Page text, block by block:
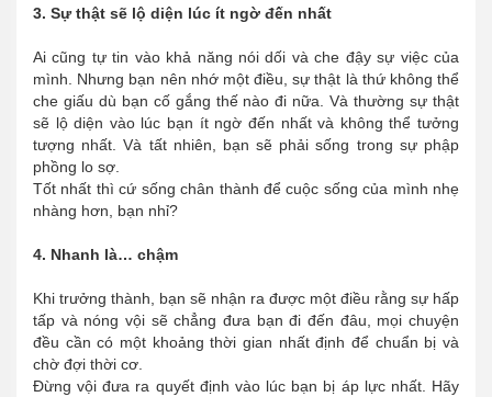
3. Sự thật sẽ lộ diện lúc ít ngờ đến nhất
Ai cũng tự tin vào khả năng nói dối và che đậy sự việc của
mình. Nhưng bạn nên nhớ một điều, sự thật là thứ không thể
che giấu dù bạn cố gắng thế nào đi nữa. Và thường sự thật
sẽ lộ diện vào lúc bạn ít ngờ đến nhất và không thể tưởng
tượng nhất. Và tất nhiên, bạn sẽ phải sống trong sự phập
phồng lo sợ.
Tốt nhất thì cứ sống chân thành để cuộc sống của mình nhẹ
nhàng hơn, bạn nhỉ?
4. Nhanh là… chậm
Khi trưởng thành, bạn sẽ nhận ra được một điều rằng sự hấp
tấp và nóng vội sẽ chẳng đưa bạn đi đến đâu, mọi chuyện
đều cần có một khoảng thời gian nhất định để chuẩn bị và
chờ đợi thời cơ.
Đừng vội đưa ra quyết định vào lúc bạn bị áp lực nhất. Hãy